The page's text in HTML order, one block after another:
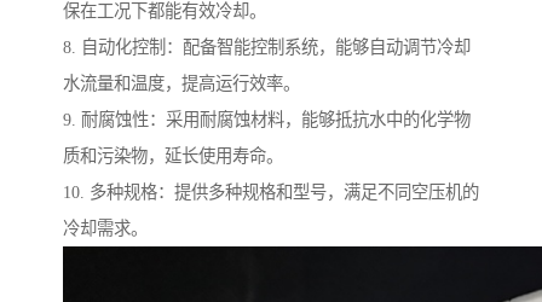
保在工况下都能有效冷却。
8. 自动化控制：配备智能控制系统，能够自动调节冷却
水流量和温度，提高运行效率。
9. 耐腐蚀性：采用耐腐蚀材料，能够抵抗水中的化学物
质和污染物，延长使用寿命。
10. 多种规格：提供多种规格和型号，满足不同空压机的
冷却需求。